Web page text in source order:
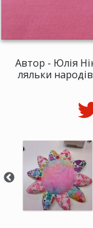
Автор - Юлія
ляльки